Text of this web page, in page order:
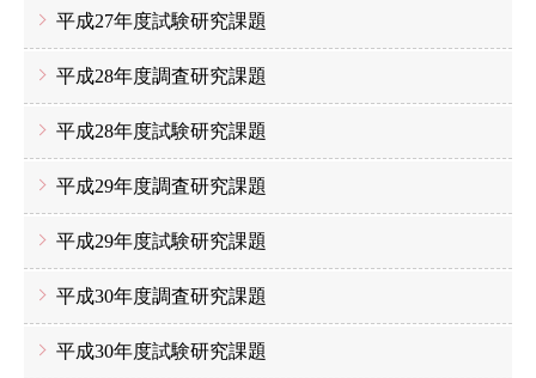
平成27年度試験研究課題
平成28年度調査研究課題
平成28年度試験研究課題
平成29年度調査研究課題
平成29年度試験研究課題
平成30年度調査研究課題
平成30年度試験研究課題